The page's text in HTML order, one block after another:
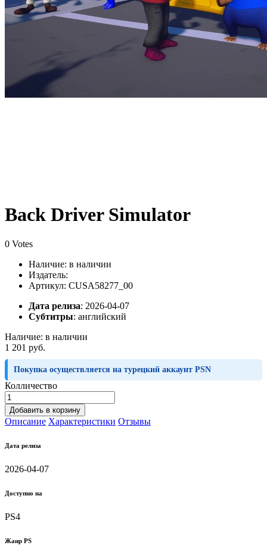
Back Driver Simulator
0 Votes
Наличие: в наличии
Издатель:
Артикул: CUSA58277_00
Дата релиза: 2026-04-07
Субтитры: английский
Наличие: в наличии
1 201 руб.
Покупка осуществляется на турецкий аккаунт PSN
Колличество
Добавить в корзину
Описание Характеристики Отзывы
Дата релиза
2026-04-07
Доступно на
PS4
Жанр PS